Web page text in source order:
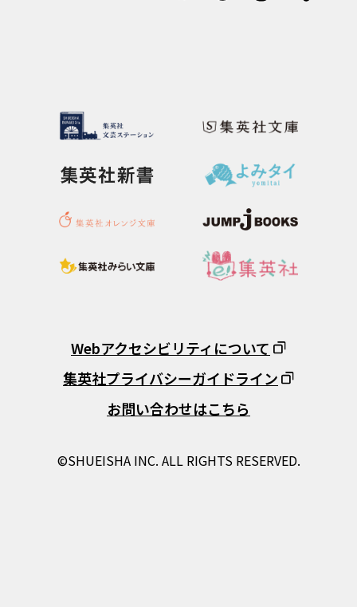
Webアクセシビリティについて
集英社プライバシーガイドライン
お問い合わせはこちら
©SHUEISHA INC. ALL RIGHTS RESERVED.